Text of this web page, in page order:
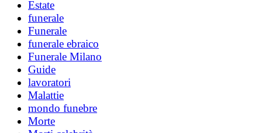
Estate
funerale
Funerale
funerale ebraico
Funerale Milano
Guide
lavoratori
Malattie
mondo funebre
Morte